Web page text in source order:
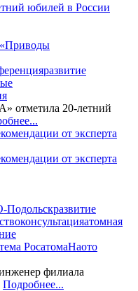
юбилей в России
развитие
20-летний
от эксперта
Подольскразвитие
консультацияатомная
РосатомаНаото
филиала
Подробнее...